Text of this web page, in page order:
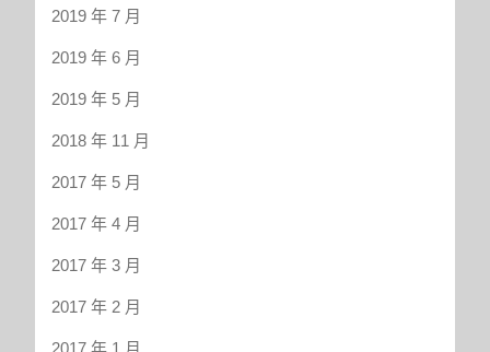
2019 年 7 月
2019 年 6 月
2019 年 5 月
2018 年 11 月
2017 年 5 月
2017 年 4 月
2017 年 3 月
2017 年 2 月
2017 年 1 月